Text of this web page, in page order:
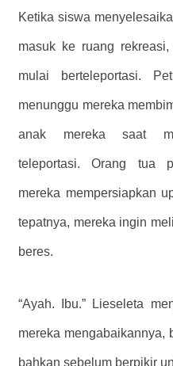
Ketika siswa
masuk ke ruang
mulai berteleportasi.
menunggu mereka
anak mereka saat
teleportasi. Orang tua
mereka mempersiapkan
tepatnya, mereka ingin
beres.
“Ayah. Ibu.” Lieseleta
mereka mengabaikannya,
bahkan sebelum berpikir